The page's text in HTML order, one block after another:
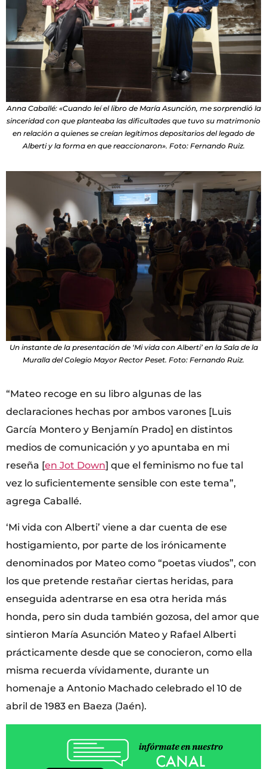
Anna Caballé: «Cuando leí el libro de María Asunción, me sorprendió la
sinceridad con que planteaba las dificultades que tuvo su matrimonio
en relación a quienes se creían legítimos depositarios del legado de
Alberti y la forma en que reaccionaron». Foto: Fernando Ruiz.
Un instante de la presentación de ‘Mi vida con Alberti’ en la Sala de la
Muralla del Colegio Mayor Rector Peset. Foto: Fernando Ruiz.
“Mateo recoge en su libro algunas de las
declaraciones hechas por ambos varones [Luis
García Montero y Benjamín Prado] en distintos
medios de comunicación y yo apuntaba en mi
reseña [en Jot Down] que el feminismo no fue tal
vez lo suficientemente sensible con este tema”,
agrega Caballé.
‘Mi vida con Alberti’ viene a dar cuenta de ese
hostigamiento, por parte de los irónicamente
denominados por Mateo como “poetas viudos”, con
los que pretende restañar ciertas heridas, para
enseguida adentrarse en esa otra herida más
honda, pero sin duda también gozosa, del amor que
sintieron María Asunción Mateo y Rafael Alberti
prácticamente desde que se conocieron, como ella
misma recuerda vívidamente, durante un
homenaje a Antonio Machado celebrado el 10 de
abril de 1983 en Baeza (Jaén).